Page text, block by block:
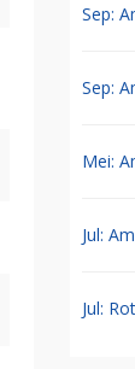
Sep:
Sep:
Mei:
Jul:
Jul: